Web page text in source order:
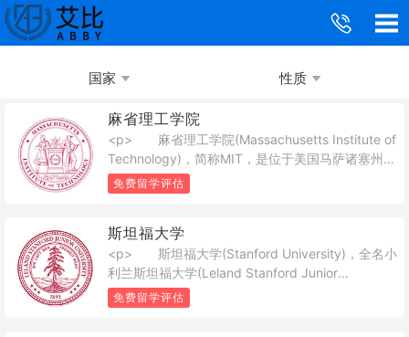
国家 性质
麻省理工学院
<p> 麻省理工学院(Massachusetts Institute of
Technology)，简称MIT，是位于美国马萨诸塞州剑
桥市的一所世界研究型私立大学。麻省理工学院无
论在美国还是全世界都有非常重要的影响力，培养
等研究的先导力量。</p><p> 经过麻省理工学
院几代人坚持不懈地努力奋斗，时至今日，但凡有
人提起世界理工大学之最，人人皆首推麻省理工学
院。麻省理工已成为世界各地莘莘学子心向神往的
科学圣殿在国际自然科学及工程学领域亦享有极佳
免费留学评估
斯坦福大学
<p> 斯坦福大学(Stanford University)，全名小
利兰斯坦福大学(Leland Stanford Junior
University)，简称斯坦福(Stanford)，位于美国加州
旧金山湾区南部的帕罗奥多市(Palo Alto)境内 ，临
免费留学评估